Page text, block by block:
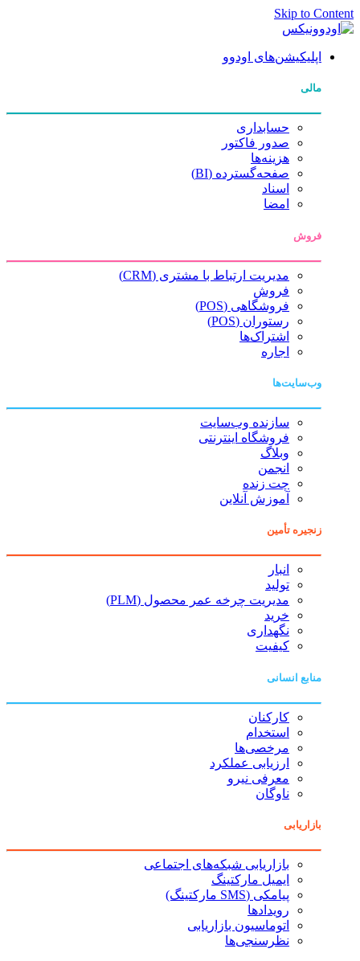
Skip to Content
اپلیکیشن‌های اودوو
مالی
حسابداری
صدور فاکتور
هزینه‌ها
صفحه‌گسترده (BI)
اسناد
امضا
فروش
مدیریت ارتباط با مشتری (CRM)
فروش
فروشگاهی (POS)
رستوران (POS)
اشتراک‌ها
اجاره
وب‌سایت‌ها
سازنده وب‌سایت
فروشگاه اینترنتی
وبلاگ
انجمن
چت زنده
آموزش آنلاین
زنجیره تأمین
انبار
تولید
مدیریت چرخه عمر محصول (PLM)
خرید
نگهداری
کیفیت
منابع انسانی
کارکنان
استخدام
مرخصی‌ها
ارزیابی عملکرد
معرفی نیرو
ناوگان
بازاریابی
بازاریابی شبکه‌های اجتماعی
ایمیل مارکتینگ
پیامکی (SMS مارکتینگ)
رویدادها
اتوماسیون بازاریابی
نظرسنجی‌ها